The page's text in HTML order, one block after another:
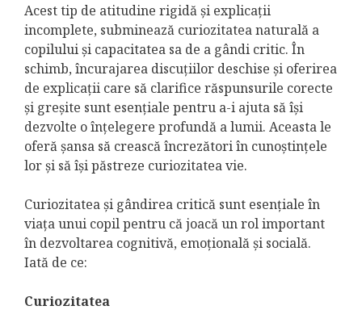
Acest tip de atitudine rigidă și explicații
incomplete, subminează curiozitatea naturală a
copilului și capacitatea sa de a gândi critic. În
schimb, încurajarea discuțiilor deschise și oferirea
de explicații care să clarifice răspunsurile corecte
și greșite sunt esențiale pentru a-i ajuta să își
dezvolte o înțelegere profundă a lumii. Aceasta le
oferă șansa să crească încrezători în cunoștințele
lor și să își păstreze curiozitatea vie.
Curiozitatea și gândirea critică sunt esențiale în
viața unui copil pentru că joacă un rol important
în dezvoltarea cognitivă, emoțională și socială.
Iată de ce:
Curiozitatea